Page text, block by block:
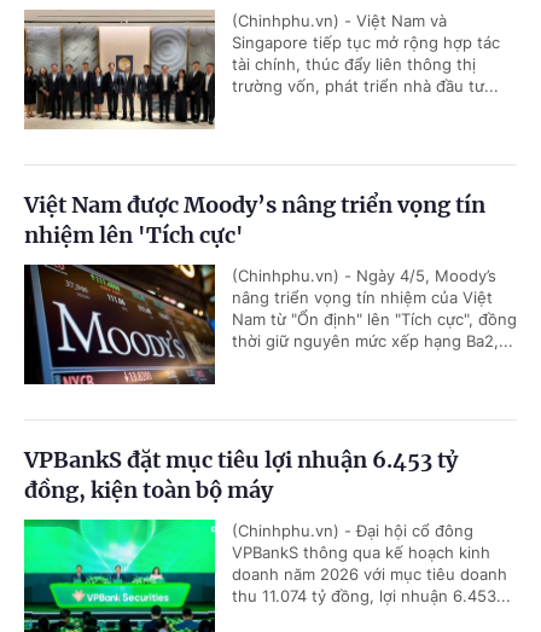
(Chinhphu.vn) - Việt Nam và
Singapore tiếp tục mở rộng hợp tác
tài chính, thúc đẩy liên thông thị
trường vốn, phát triển nhà đầu tư...
Việt Nam được Moody’s nâng triển vọng tín
nhiệm lên 'Tích cực'
(Chinhphu.vn) - Ngày 4/5, Moody’s
nâng triển vọng tín nhiệm của Việt
Nam từ "Ổn định" lên "Tích cực", đồng
thời giữ nguyên mức xếp hạng Ba2,...
VPBankS đặt mục tiêu lợi nhuận 6.453 tỷ
đồng, kiện toàn bộ máy
(Chinhphu.vn) - Đại hội cổ đông
VPBankS thông qua kế hoạch kinh
doanh năm 2026 với mục tiêu doanh
thu 11.074 tỷ đồng, lợi nhuận 6.453...